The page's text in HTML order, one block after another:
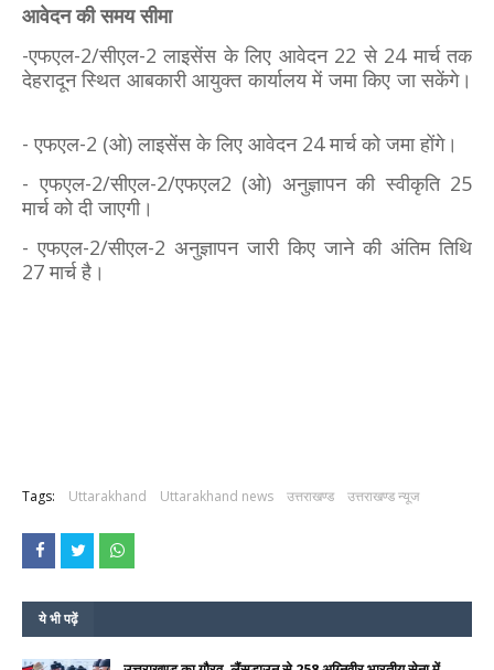
आवेदन की समय सीमा
-एफएल-2/सीएल-2 लाइसेंस के लिए आवेदन 22 से 24 मार्च तक
देहरादून स्थित आबकारी आयुक्त कार्यालय में जमा किए जा सकेंगे।
- एफएल-2 (ओ) लाइसेंस के लिए आवेदन 24 मार्च को जमा होंगे।
- एफएल-2/सीएल-2/एफएल2 (ओ) अनुज्ञापन की स्वीकृति 25
मार्च को दी जाएगी।
- एफएल-2/सीएल-2 अनुज्ञापन जारी किए जाने की अंतिम तिथि
27 मार्च है।
Tags: Uttarakhand Uttarakhand news उत्तराखण्ड उत्तराखण्ड न्यूज
ये भी पढ़ें